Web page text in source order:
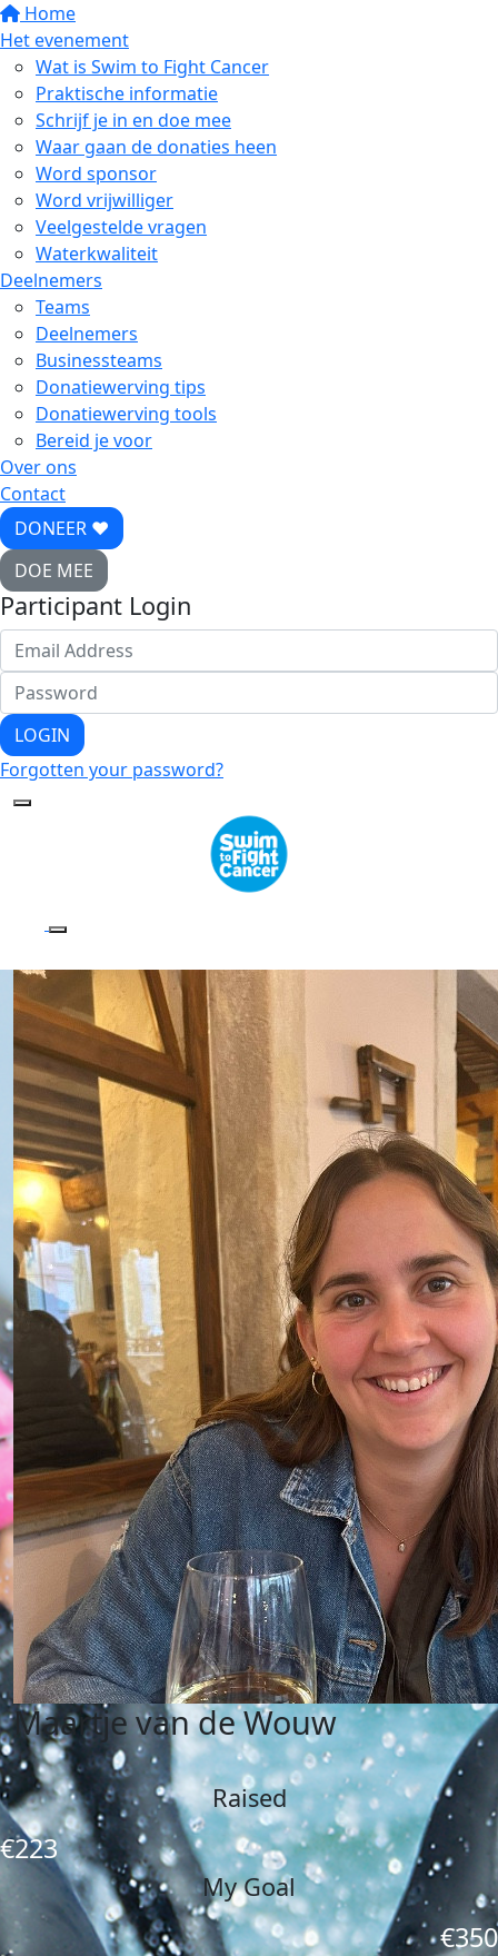
Home
Het evenement
Wat is Swim to Fight Cancer
Praktische informatie
Schrijf je in en doe mee
Waar gaan de donaties heen
Word sponsor
Word vrijwilliger
Veelgestelde vragen
Waterkwaliteit
Deelnemers
Teams
Deelnemers
Businessteams
Donatiewerving tips
Donatiewerving tools
Bereid je voor
Over ons
Contact
DONEER ♥
DOE MEE
Participant Login
LOGIN
Forgotten your password?
Maartje van de Wouw
Raised
€223
My Goal
€350